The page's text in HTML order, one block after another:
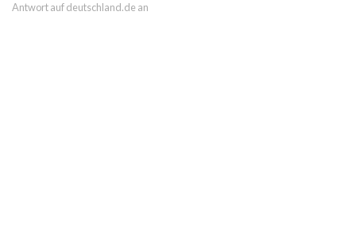
Antwort auf deutschland.de an